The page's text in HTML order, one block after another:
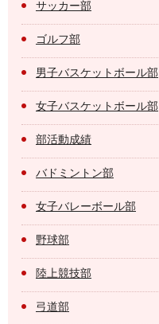
サッカー部
ゴルフ部
男子バスケットボール部
女子バスケットボール部
部活動成績
バドミントン部
女子バレーボール部
野球部
陸上競技部
弓道部